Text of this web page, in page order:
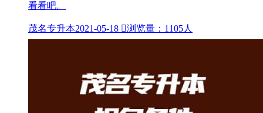
看看吧。
茂名专升本2021-05-18 浏览量：1105人